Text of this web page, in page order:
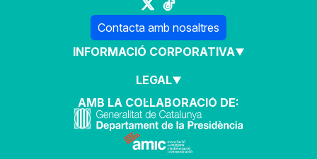
Contacta amb nosaltres
INFORMACIÓ CORPORATIVA
LEGAL
AMB LA COL·LABORACIÓ DE: